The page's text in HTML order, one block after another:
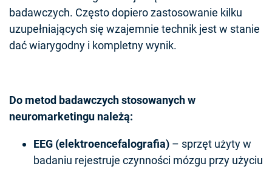
badawczych. Często dopiero zastosowanie kilku
uzupełniających się wzajemnie technik jest w stanie
dać wiarygodny i kompletny wynik.
Do metod badawczych stosowanych w
neuromarketingu należą:
EEG (elektroencefalografia) – sprzęt użyty w
badaniu rejestruje czynności mózgu przy użyciu